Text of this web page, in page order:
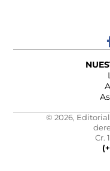
© 2026, Editorial
Cr.